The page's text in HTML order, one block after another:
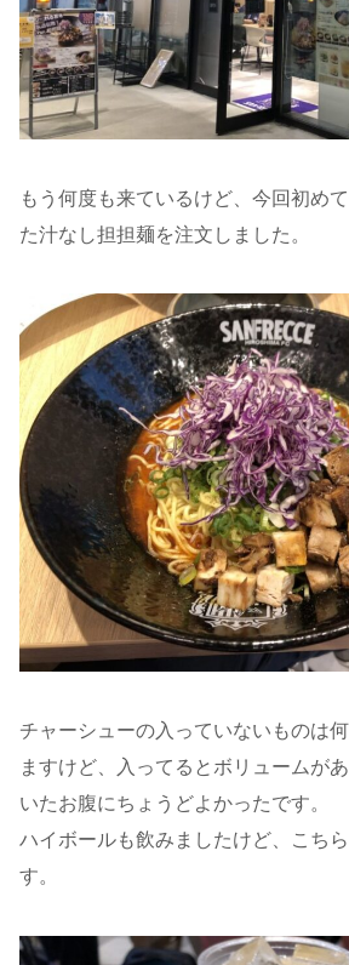
もう何度も来ているけど、今回初め
た汁なし担担麺を注文しました。
チャーシューの入っていないものは
ますけど、入ってるとボリュームが
いたお腹にちょうどよかったです。
ハイボールも飲みましたけど、こち
す。